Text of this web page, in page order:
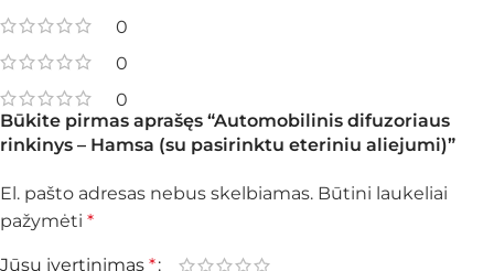
0
0
0
Būkite pirmas aprašęs “Automobilinis difuzoriaus
rinkinys – Hamsa (su pasirinktu eteriniu aliejumi)”
El. pašto adresas nebus skelbiamas. Būtini laukeliai
pažymėti *
Jūsų įvertinimas *